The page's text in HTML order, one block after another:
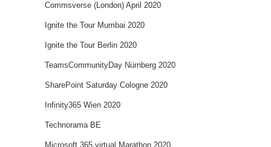
Commsverse (London) April 2020
Ignite the Tour Mumbai 2020
Ignite the Tour Berlin 2020
TeamsCommunityDay Nürnberg 2020
SharePoint Saturday Cologne 2020
Infinity365 Wien 2020
Technorama BE
Microsoft 365 virtual Marathon 2020